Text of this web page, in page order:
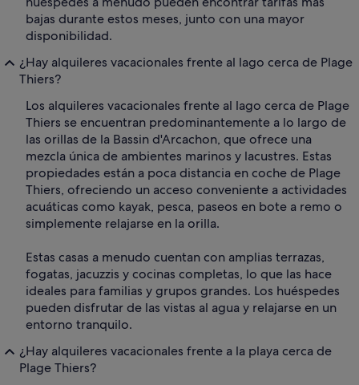
bajas durante estos meses, junto con una mayor
disponibilidad.
¿Hay alquileres vacacionales frente al lago cerca de Plage
Thiers?
Los alquileres vacacionales frente al lago cerca de Plage
Thiers se encuentran predominantemente a lo largo de
las orillas de la Bassin d'Arcachon, que ofrece una
mezcla única de ambientes marinos y lacustres. Estas
propiedades están a poca distancia en coche de Plage
Thiers, ofreciendo un acceso conveniente a actividades
acuáticas como kayak, pesca, paseos en bote a remo o
simplemente relajarse en la orilla.
Estas casas a menudo cuentan con amplias terrazas,
fogatas, jacuzzis y cocinas completas, lo que las hace
ideales para familias y grupos grandes. Los huéspedes
pueden disfrutar de las vistas al agua y relajarse en un
entorno tranquilo.
¿Hay alquileres vacacionales frente a la playa cerca de
Plage Thiers?